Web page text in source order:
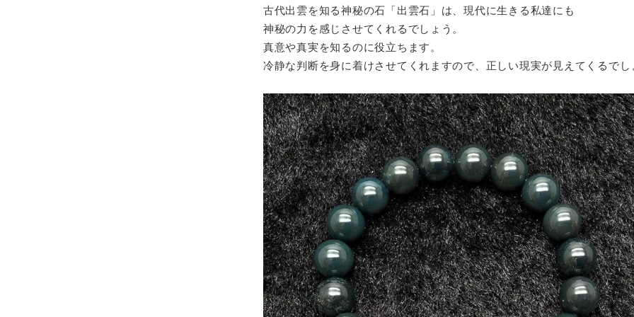
古代出雲を知る神秘の石「出雲石」は、現代に生きる私達にも
神秘の力を感じさせてくれるでしょう。
真意や真実を知るのに役立ちます。
冷静な判断を身に着けさせてくれますので、正しい現実が見えてくるでし